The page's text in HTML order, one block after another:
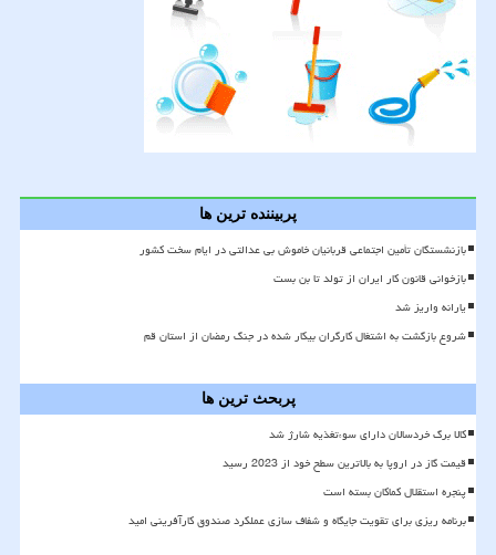
پربیننده ترین ها
بازنشستگان تأمین اجتماعی قربانیان خاموش بی عدالتی در ایام سخت کشور
بازخوانی قانون کار ایران از تولد تا بن بست
یارانه واریز شد
شروع بازگشت به اشتغال کارگران بیکار شده در جنگ رمضان از استان قم
پربحث ترین ها
کالا برگ خردسالان دارای سوءتغذیه شارژ شد
قیمت گاز در اروپا به بالاترین سطح خود از 2023 رسید
پنجره استقلال کماکان بسته است
برنامه ریزی برای تقویت جایگاه و شفاف سازی عملکرد صندوق کارآفرینی امید